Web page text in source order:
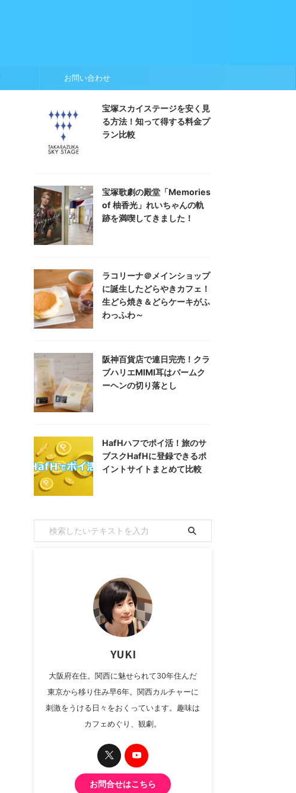
お問い合わせ
宝塚スカイステージを安く見
る方法！知って得する料金プ
ラン比較
宝塚歌劇の殿堂「Memories
of 柚香光」れいちゃんの軌
跡を満喫してきました！
ラコリーナ＠メインショップ
に誕生したどらやきカフェ！
生どら焼き＆どらケーキがふ
わっふわ～
阪神百貨店で連日完売！クラ
ブハリエMIMI耳はバームク
ーヘンの切り落とし
HafHハフでポイ活！旅のサ
ブスクHafHに登録できるポ
イントサイトまとめて比較
YUKI
大阪府在住。関西に魅せられて30年住んだ
東京から移り住み早6年。関西カルチャーに
刺激をうける日々をおくっています。趣味は
カフェめぐり、観劇。
お問合せはこちら